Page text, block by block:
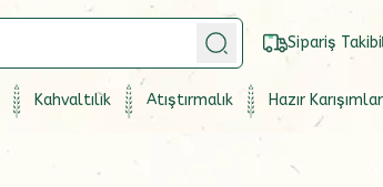
Sipariş Takibi
Kahvaltılık Atıştırmalık Hazır Karışımlar